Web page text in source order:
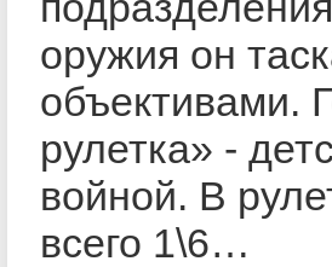
оружия он
объективами.
рулетка» -
войной. В
всего 1\6…